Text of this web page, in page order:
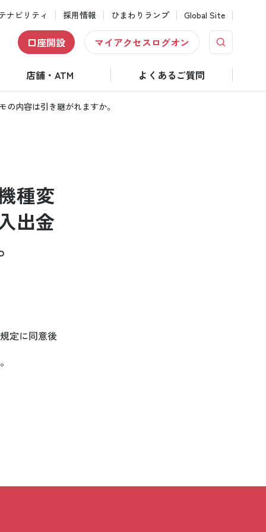
ナビリティ 採用情報 ひまわりランプ Global Site
口座開設 マイアクセスログオン
店舗・ATM よくあるご質問
内容は引き継がれますか。
種変
出金
定に同意後